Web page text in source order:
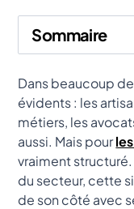
Sommaire
Heading 2
Dans beaucoup
évidents : les
métiers, les
aussi. Mais pour
vraiment
du secteur, cette
de son côté avec